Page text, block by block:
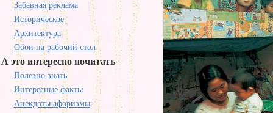
Забавная реклама
Историческое
Архитектура
Обои на рабочий стол
А это интересно почитать
Полезно знать
Интересные факты
Анекдоты афоризмы